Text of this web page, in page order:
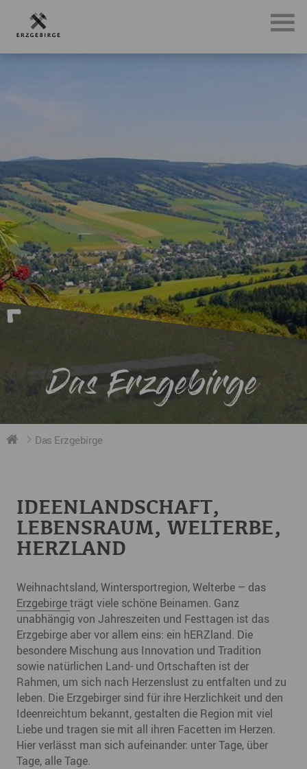
Das Erzgebirge
Das Erzgebirge
IDEENLANDSCHAFT,
LEBENSRAUM, WELTERBE,
HERZLAND
Weihnachtsland, Wintersportregion, Welterbe – das
Erzgebirgeträgt viele schöne Beinamen. Ganz
unabhängig von Jahreszeiten und Festtagen ist das
Erzgebirge aber vor allem eins: ein hERZland. Die
besondere Mischung aus Innovation und Tradition
sowie natürlichen Land- und Ortschaften ist der
Rahmen, um sich nach Herzenslust zu entfalten und zu
leben. Die Erzgebirger sind für ihre Herzlichkeit und den
Ideenreichtum bekannt, gestalten die Region mit viel
Liebe und tragen sie mit all ihren Facetten im Herzen.
Hier verlässt man sich aufeinander: unter Tage, über
Tage, alle Tage.